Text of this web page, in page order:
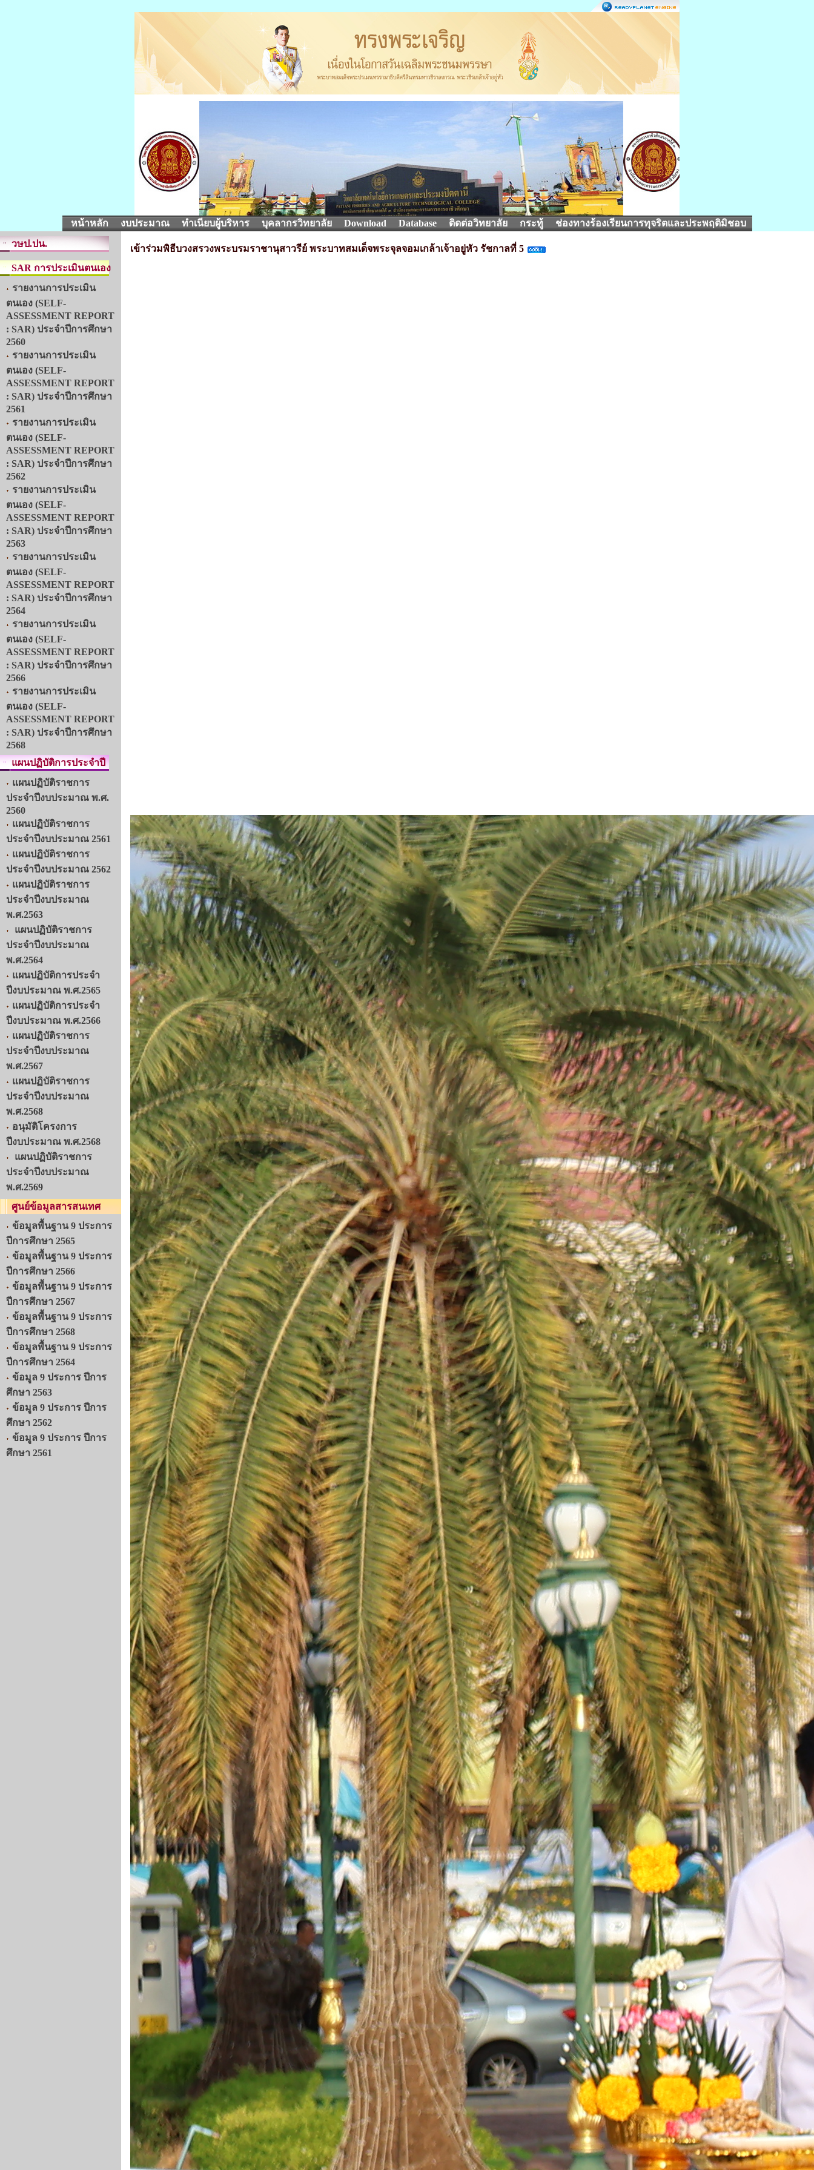
หน้าหลัก งบประมาณ ทำเนียบผู้บริหาร บุคลากรวิทยาลัย Download Database ติดต่อวิทยาลัย กระทู้
ช่องทางร้องเรียนการทุจริตและประพฤติมิชอบ
วษป.ปน.
SAR การประเมินตนเอง
รายงานการประเมิน
ตนเอง (SELF-
ASSESSMENT REPORT
: SAR) ประจำปีการศึกษา
2560
รายงานการประเมิน
ตนเอง (SELF-
ASSESSMENT REPORT
: SAR) ประจำปีการศึกษา
2561
รายงานการประเมิน
ตนเอง (SELF-
ASSESSMENT REPORT
: SAR) ประจำปีการศึกษา
2562
รายงานการประเมิน
ตนเอง (SELF-
ASSESSMENT REPORT
: SAR) ประจำปีการศึกษา
2563
รายงานการประเมิน
ตนเอง (SELF-
ASSESSMENT REPORT
: SAR) ประจำปีการศึกษา
2564
รายงานการประเมิน
ตนเอง (SELF-
ASSESSMENT REPORT
: SAR) ประจำปีการศึกษา
2566
รายงานการประเมิน
ตนเอง (SELF-
ASSESSMENT REPORT
: SAR) ประจำปีการศึกษา
2568
แผนปฏิบัติการประจำปี
แผนปฏิบัติราชการ
ประจำปีงบประมาณ พ.ศ.
2560
แผนปฏิบัติราชการ
ประจำปีงบประมาณ 2561
แผนปฏิบัติราชการ
ประจำปีงบประมาณ 2562
แผนปฏิบัติราชการ
ประจำปีงบประมาณ
พ.ศ.2563
แผนปฏิบัติราชการ
ประจำปีงบประมาณ
พ.ศ.2564
แผนปฏิบัติการประจำ
ปีงบประมาณ พ.ศ.2565
แผนปฏิบัติการประจำ
ปีงบประมาณ พ.ศ.2566
แผนปฏิบัติราชการ
ประจำปีงบประมาณ
พ.ศ.2567
แผนปฏิบัติราชการ
ประจำปีงบประมาณ
พ.ศ.2568
อนุมัติโครงการ
ปีงบประมาณ พ.ศ.2568
แผนปฏิบัติราชการ
ประจำปีงบประมาณ
พ.ศ.2569
ศูนย์ข้อมูลสารสนเทศ
ข้อมูลพื้นฐาน 9 ประการ
ปีการศึกษา 2565
ข้อมูลพื้นฐาน 9 ประการ
ปีการศึกษา 2566
ข้อมูลพื้นฐาน 9 ประการ
ปีการศึกษา 2567
ข้อมูลพื้นฐาน 9 ประการ
ปีการศึกษา 2568
ข้อมูลพื้นฐาน 9 ประการ
ปีการศึกษา 2564
ข้อมูล 9 ประการ ปีการ
ศึกษา 2563
ข้อมูล 9 ประการ ปีการ
ศึกษา 2562
ข้อมูล 9 ประการ ปีการ
ศึกษา 2561
เข้าร่วมพิธีบวงสรวงพระบรมราชานุสาวรีย์ พระบาทสมเด็จพระจุลจอมเกล้าเจ้าอยู่หัว รัชกาลที่ 5